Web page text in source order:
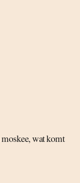
moskee, wat komt